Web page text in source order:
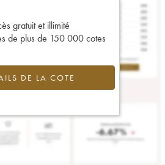
gratuit et illimité
de plus de 150 000 cotes
DE LA COTE